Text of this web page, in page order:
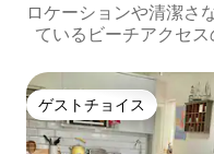
ロケーションや清潔さ
ているビーチアクセ
ゲストチョイス
ゲストチョイス